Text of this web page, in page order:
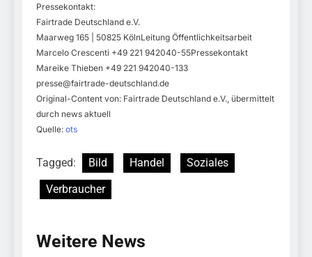
Pressekontakt:
Fairtrade Deutschland e.V.
Maarweg 165 | 50825 KölnLeitung Öffentlichkeitsarbeit
Marcelo Crescenti +49 221 942040-55Pressekontakt
Mareike Thieben +49 221 942040-133
presse@fairtrade-deutschland.de
Original-Content von: Fairtrade Deutschland e.V., übermittelt
durch news aktuell
Quelle: ots
Tagged: Bild Handel
Soziales
Verbraucher
Weitere News